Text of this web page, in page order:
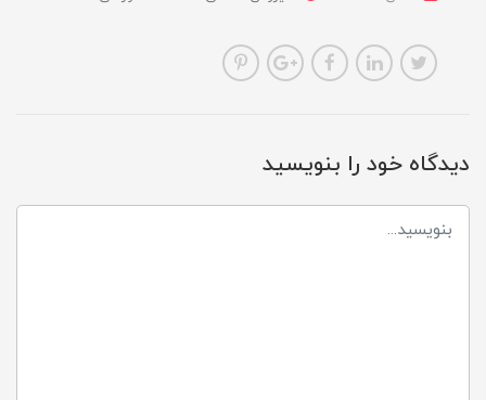
دیدگاه خود را بنویسید